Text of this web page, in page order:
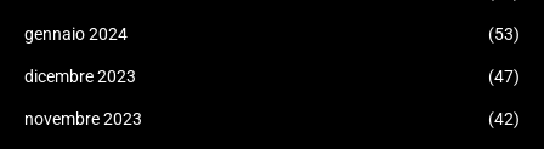
gennaio 2024 (53)
dicembre 2023 (47)
novembre 2023 (42)